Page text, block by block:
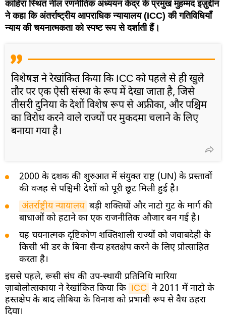
काहिरा स्थित नील रणनीतिक अध्ययन केंद्र के प्रमुख मुहम्मद इज़ुद्दीन
ने कहा कि अंतर्राष्ट्रीय आपराधिक न्यायालय (ICC) की गतिविधियाँ
न्याय की चयनात्मकता को स्पष्ट रूप से दर्शाती हैं।
विशेषज्ञ ने रेखांकित किया कि ICC को पहले से ही खुले
तौर पर एक ऐसी संस्था के रूप में देखा जाता है, जिसे
तीसरी दुनिया के देशों विशेष रूप से अफ्रीका, और पश्चिम
का विरोध करने वाले राज्यों पर मुकदमा चलाने के लिए
बनाया गया है।
2000 के दशक की शुरुआत में संयुक्त राष्ट्र (UN) के प्रस्तावों
की वजह से पश्चिमी देशों को पूरी छूट मिली हुई है।
अंतर्राष्ट्रीय न्यायालय बड़ी शक्तियों और नाटो गुट के मार्ग की
बाधाओं को हटाने का एक राजनीतिक औजार बन गई है।
यह चयनात्मक दृष्टिकोण शक्तिशाली राज्यों को जवाबदेही के
किसी भी डर के बिना सैन्य हस्तक्षेप करने के लिए प्रोत्साहित
करता है।
इससे पहले, रूसी संघ की उप-स्थायी प्रतिनिधि मारिया
ज़ाबोलोत्सकाया ने रेखांकित किया कि ICC ने 2011 में नाटो के
हस्तक्षेप के बाद लीबिया के विनाश को प्रभावी रूप से वैध ठहरा
दिया।